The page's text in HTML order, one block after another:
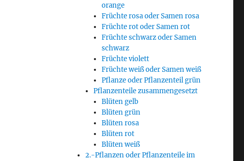
orange
Früchte rosa oder Samen rosa
Früchte rot oder Samen rot
Früchte schwarz oder Samen
schwarz
Früchte violett
Früchte weiß oder Samen weiß
Pflanze oder Pflanzenteil grün
Pflanzenteile zusammengesetzt
Blüten gelb
Blüten grün
Blüten rosa
Blüten rot
Blüten weiß
2.-Pflanzen oder Pflanzenteile im